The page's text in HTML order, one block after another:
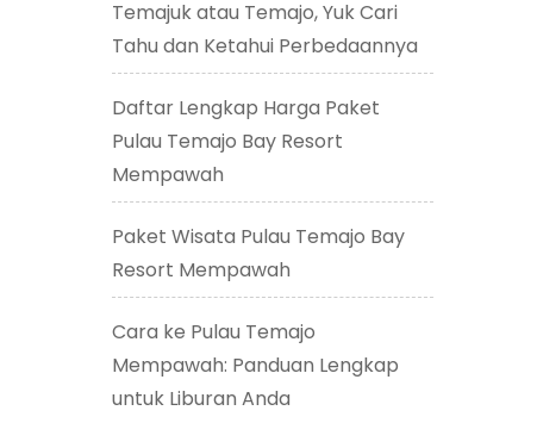
Temajuk atau Temajo, Yuk Cari
Tahu dan Ketahui Perbedaannya
Daftar Lengkap Harga Paket
Pulau Temajo Bay Resort
Mempawah
Paket Wisata Pulau Temajo Bay
Resort Mempawah
Cara ke Pulau Temajo
Mempawah: Panduan Lengkap
untuk Liburan Anda